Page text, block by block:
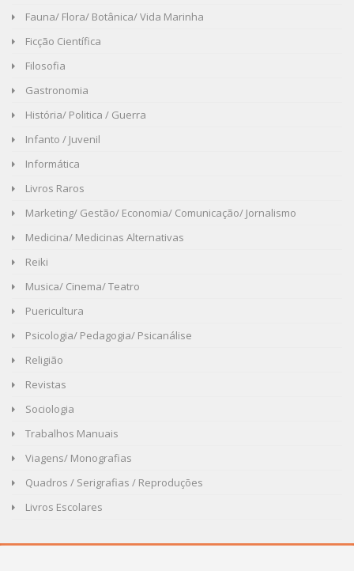
Fauna/ Flora/ Botânica/ Vida Marinha
Ficção Científica
Filosofia
Gastronomia
História/ Politica / Guerra
Infanto / Juvenil
Informática
Livros Raros
Marketing/ Gestão/ Economia/ Comunicação/ Jornalismo
Medicina/ Medicinas Alternativas
Reiki
Musica/ Cinema/ Teatro
Puericultura
Psicologia/ Pedagogia/ Psicanálise
Religião
Revistas
Sociologia
Trabalhos Manuais
Viagens/ Monografias
Quadros / Serigrafias / Reproduções
Livros Escolares